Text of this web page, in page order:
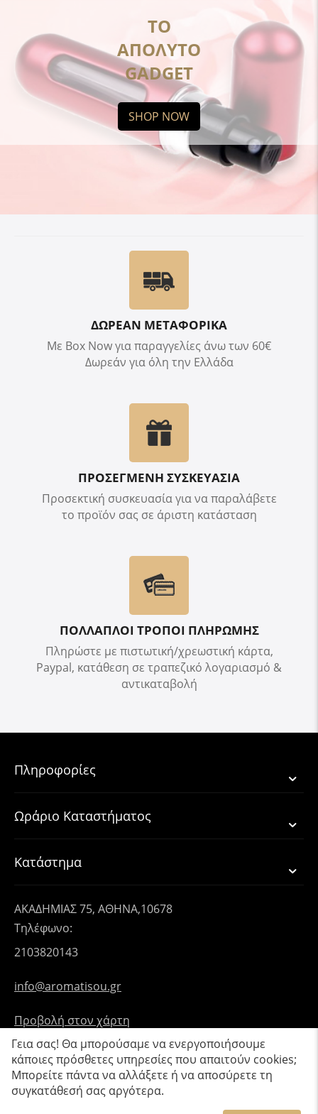
ΤΟ
ΑΠΟΛΥΤΟ
GADGET
SHOP NOW
ΔΩΡΕΑΝ ΜΕΤΑΦΟΡΙΚΑ
Με Box Now για παραγγελίες άνω των 60€
Δωρεάν για όλη την Ελλάδα
ΠΡΟΣΕΓΜΕΝΗ ΣΥΣΚΕΥΑΣΙΑ
Προσεκτική συσκευασία για να παραλάβετε
το προϊόν σας σε άριστη κατάσταση
ΠΟΛΛΑΠΛΟΙ ΤΡΟΠΟΙ ΠΛΗΡΩΜΗΣ
Πληρώστε με πιστωτική/χρεωστική κάρτα,
Paypal, κατάθεση σε τραπεζικό λογαριασμό &
αντικαταβολή
Πληροφορίες
Ωράριο Καταστήματος
Κατάστημα
ΑΚΑΔΗΜΙΑΣ 75, ΑΘΗΝΑ,10678
Τηλέφωνο:
2103820143
info@aromatisou.gr
Προβολή στον χάρτη
© 2019 - 2026 Aromatisou.
Κατασκευή eShop CS-Cart Hellas
Γεια σας! Θα μπορούσαμε να ενεργοποιήσουμε
κάποιες πρόσθετες υπηρεσίες που απαιτούν cookies;
Μπορείτε πάντα να αλλάξετε ή να αποσύρετε τη
συγκατάθεσή σας αργότερα.